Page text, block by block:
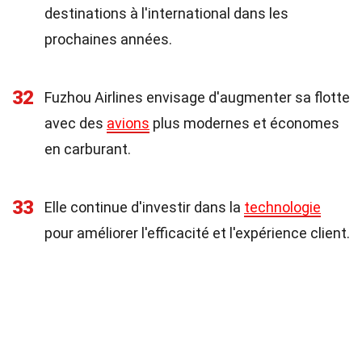
destinations à l'international dans les
prochaines années.
32
Fuzhou Airlines envisage d'augmenter sa flotte
avec des avions plus modernes et économes
en carburant.
33 Elle continue d'investir dans la technologie
pour améliorer l'efficacité et l'expérience client.